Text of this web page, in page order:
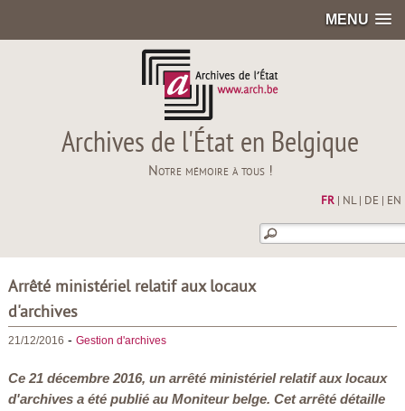
MENU
Archives de l'État en Belgique
Notre mémoire à tous !
FR| NL| DE EN
Arrêté ministériel relatif aux locaux
d'archives
21/12/2016 - Gestion d'archives
Ce 21 décembre 2016, un arrêté ministériel relatif aux locaux
d'archives a été publié au Moniteur belge. Cet arrêté détaille